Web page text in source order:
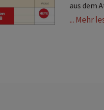
aus dem
... Mehr